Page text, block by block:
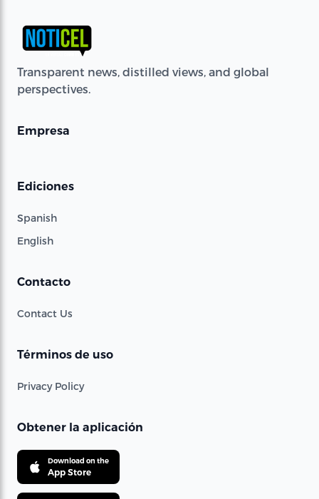
Transparent news, distilled views, and global
perspectives.
Empresa
Ediciones
Spanish
English
Contacto
Contact Us
Términos de uso
Privacy Policy
Obtener la aplicación
Download on the
App Store